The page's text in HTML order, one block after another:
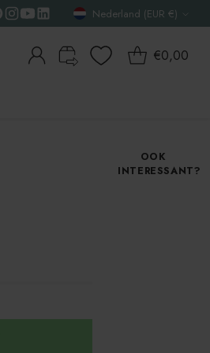
Valuta Nederland (EUR €)
€0,00
OOK
INTERESSANT?